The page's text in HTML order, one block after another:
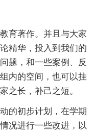
育著作。并且与大家
精华，投入到我们的
题，和一些案例、反
内的空间，也可以挂
之长，补己之短。
的初步计划，在学期
况进行一些改进，以